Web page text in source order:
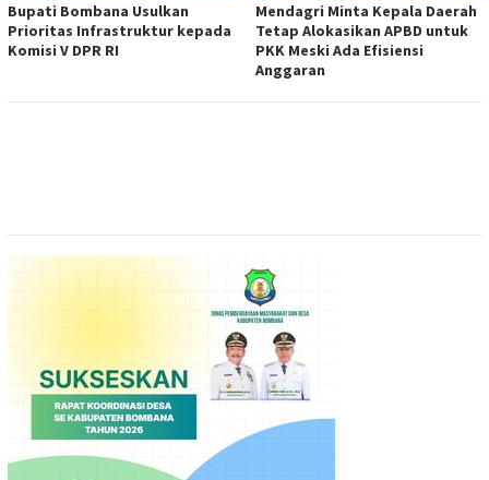
Bupati Bombana Usulkan
Prioritas Infrastruktur kepada
Komisi V DPR RI
Mendagri Minta Kepala Daerah
Tetap Alokasikan APBD untuk
PKK Meski Ada Efisiensi
Anggaran